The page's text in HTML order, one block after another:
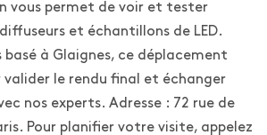
vous permet de voir et tester
et échantillons de LED.
basé à Glaignes, ce déplacement
valider le rendu final et échanger
nos experts. Adresse : 72 rue de
Pour planifier votre visite, appelez